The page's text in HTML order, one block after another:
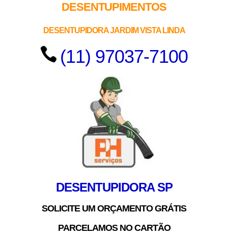
DESENTUPIMENTOS
DESENTUPIDORA JARDIM VISTA LINDA
(11) 97037-7100
DESENTUPIDORA SP
SOLICITE UM ORÇAMENTO GRÁTIS
PARCELAMOS NO CARTÃO